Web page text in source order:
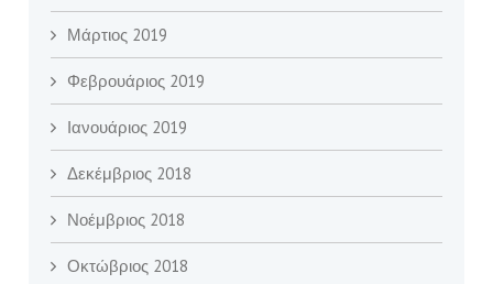
Μάρτιος 2019
Φεβρουάριος 2019
Ιανουάριος 2019
Δεκέμβριος 2018
Νοέμβριος 2018
Οκτώβριος 2018